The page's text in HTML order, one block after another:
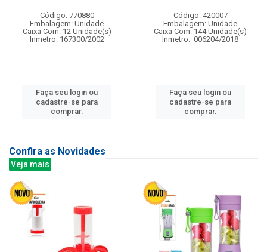
Código: 770880
Embalagem: Unidade
Caixa Com: 12 Unidade(s)
Inmetro: 167300/2002
Faça seu login ou
cadastre-se para
comprar.
Código: 420007
Embalagem: Unidade
Caixa Com: 144 Unidade(s)
Inmetro: 006204/2018
Faça seu login ou
cadastre-se para
comprar.
Confira as Novidades
Veja mais